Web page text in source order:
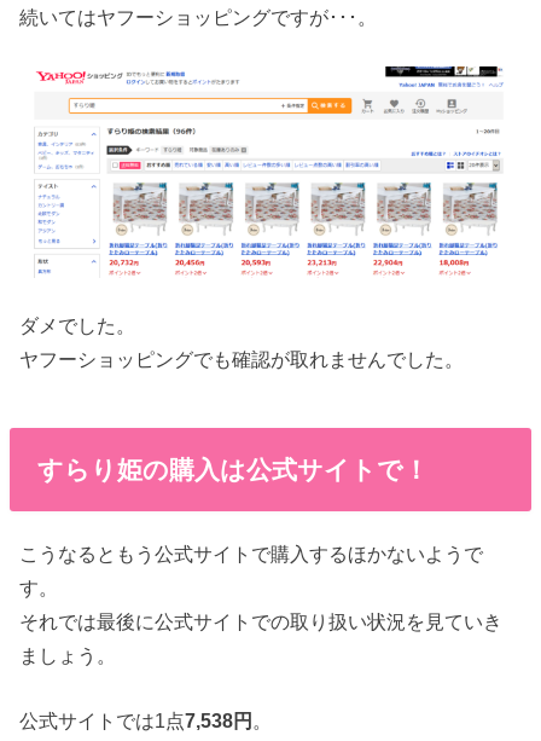
続いてはヤフーショッピングですが･･･。
ダメでした。
ヤフーショッピングでも確認が取れませんでした。
すらり姫の購入は公式サイトで！
こうなるともう公式サイトで購入するほかないようで
す。
それでは最後に公式サイトでの取り扱い状況を見ていき
ましょう。
公式サイトでは1点7,538円 。